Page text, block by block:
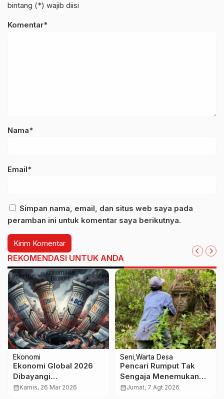
bintang (*) wajib diisi
Komentar*
Nama*
Email*
Simpan nama, email, dan situs web saya pada
peramban ini untuk komentar saya berikutnya.
REKOMENDASI UNTUK ANDA
Ekonomi
Ekonomi Global 2026
Dibayangi
Ketidakpastian, IMF:
calendar_monthKamis, 26 Mar 2026
Seni Warta Desa
Pencari Rumput Tak
Sengaja Menemukan
Benda Berbentuk Wajah
calendar_monthJumat, 7 Agt 2026